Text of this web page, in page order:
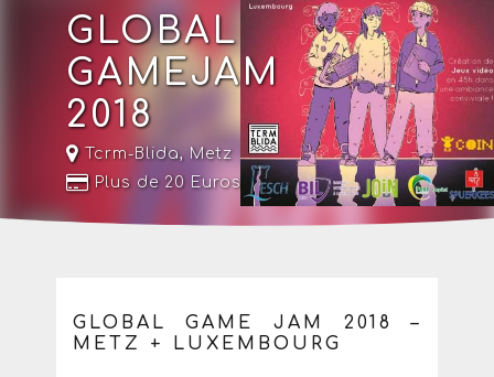
GLOBAL
GAMEJAM
2018
Tcrm-Blida, Metz
Plus de 20 Euros
GLOBAL GAME JAM 2018 –
METZ + LUXEMBOURG